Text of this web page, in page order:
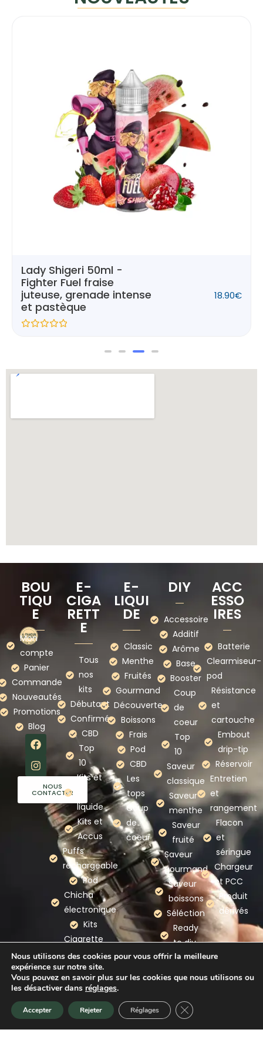
Lady Shigeri 50ml -
Fighter Fuel fraise
juteuse, grenade intense
et pastèque
0
18.90€
Accueil Promotion Nouveauté
BOU
TIQU
E
Mon
compte
Panier
Commande
Nouveautés
Promotions
Blog
NOUS
CONTACTER
E-
CIGA
RETT
E
Tous
nos
kits
Débutant
Confirmé
CBD
Top
10
Kits et
liquide
Kits et
Accus
Puffs
rechargeable
Pod
Chicha
électronique
Kits
Cigarette
electronique
Nos
marques
E-
LIQUI
DE
Classic
Menthe
Fruités
Gourmand
Découverte
Boissons
Frais
Pod
CBD
Les
tops
Coup
de
coeur
DIY
Accessoire
Additif
Arôme
Base
Booster
Coup
de
coeur
Top
10
Saveur
classique
Saveur
menthe
Saveur
fruité
Saveur
gourmand
Saveur
boissons
Séléction
Ready
to diy
ACC
ESSO
IRES
Batterie
Clearmiseur-
pod
Résistance
et
cartouche
Embout
drip-tip
Réservoir
Entretien
et
rangement
Flacon
et
séringue
Chargeur
et PCC
Produit
dérivés
Mention légales–Politique de confidentialité–CGV
Nous utilisons des cookies pour vous offrir la meilleure
expérience sur notre site.
Vous pouvez en savoir plus sur les cookies que nous utilisons ou
les désactiver dans réglages.
Accepter Rejeter Réglages Fermer la bannière